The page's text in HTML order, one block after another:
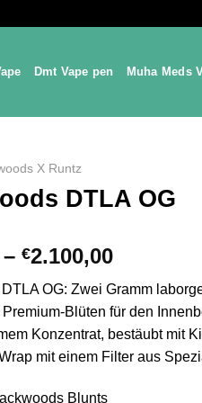
Dmt Vape pen Muha Meds
X Runtz
DTLA OG
– €2.100,00
bis
OG: Zwei Gramm
Blüten für den
Konzentrat, bestäubt mit
mit einem Filter aus
Blunts